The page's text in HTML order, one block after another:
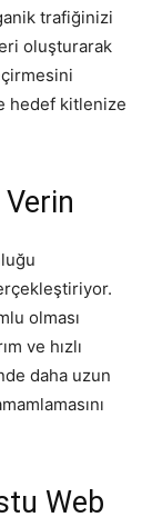
trafiğinizi
oluşturarak
hedef kitlenize
olması
ve hızlı
daha uzun
Web